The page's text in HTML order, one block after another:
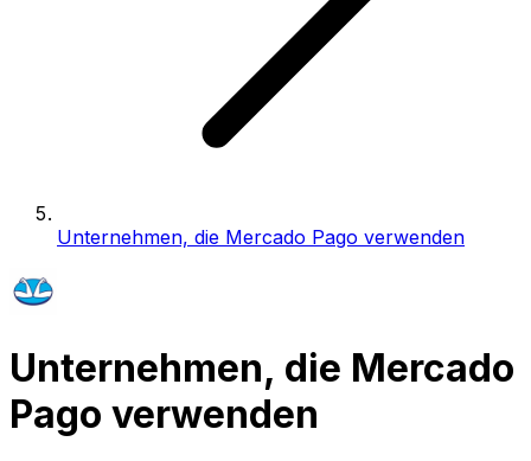
Unternehmen, die Mercado Pago verwenden
Unternehmen, die Mercado
Pago verwenden